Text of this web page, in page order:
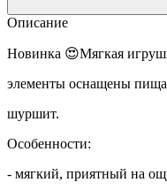
Описание
Новинка 😍Мягкая
элементы оснащены
шуршит.
Особенности:
- мягкий, приятный на